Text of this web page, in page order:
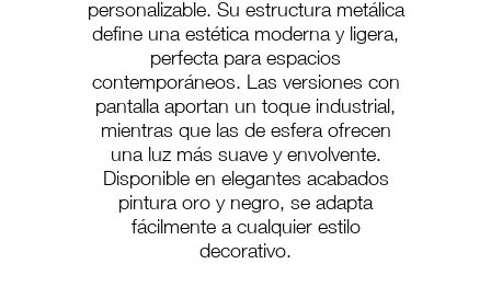
personalizable. Su estructura metálica
define una estética moderna y ligera,
perfecta para espacios
contemporáneos. Las versiones con
pantalla aportan un toque industrial,
mientras que las de esfera ofrecen
una luz más suave y envolvente.
Disponible en elegantes acabados
pintura oro y negro, se adapta
fácilmente a cualquier estilo
decorativo.